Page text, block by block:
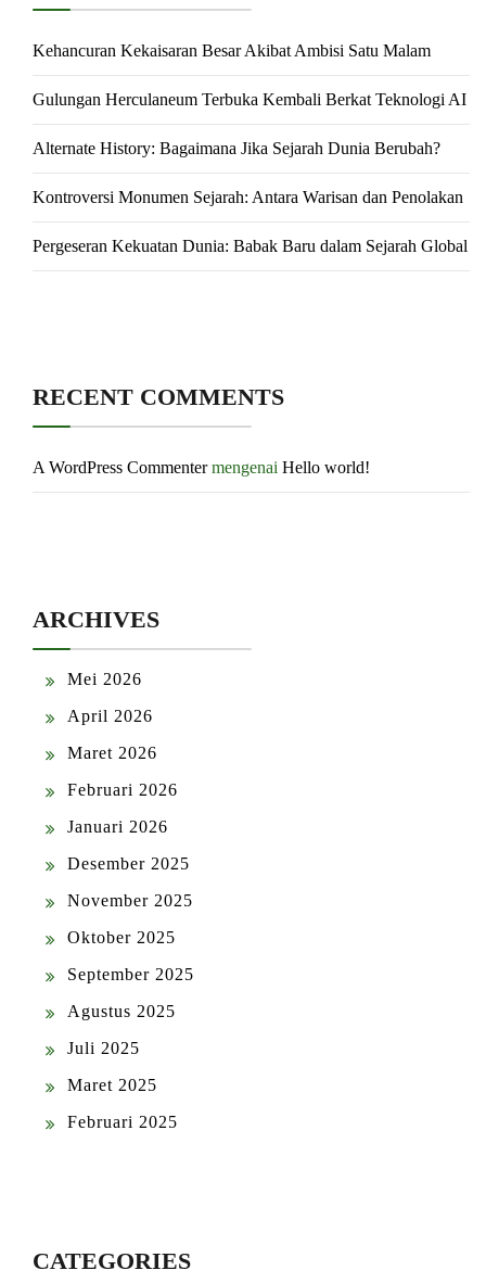
Kehancuran Kekaisaran Besar Akibat Ambisi Satu Malam
Gulungan Herculaneum Terbuka Kembali Berkat Teknologi AI
Alternate History: Bagaimana Jika Sejarah Dunia Berubah?
Kontroversi Monumen Sejarah: Antara Warisan dan Penolakan
Pergeseran Kekuatan Dunia: Babak Baru dalam Sejarah Global
RECENT COMMENTS
A WordPress Commentermengenai Hello world!
ARCHIVES
Mei 2026
April 2026
Maret 2026
Februari 2026
Januari 2026
Desember 2025
November 2025
Oktober 2025
September 2025
Agustus 2025
Juli 2025
Maret 2025
Februari 2025
CATEGORIES